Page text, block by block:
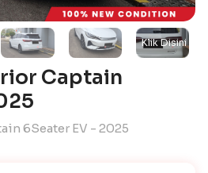
Captain
6Seater EV - 2025